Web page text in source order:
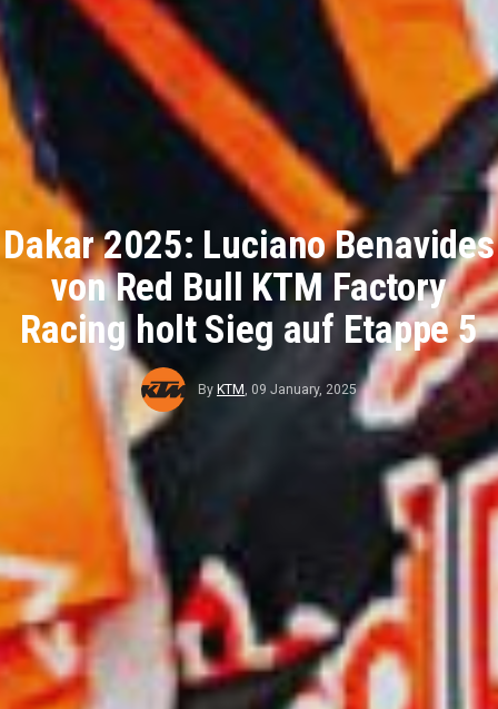
Dakar 2025: Luciano Benavides
von Red Bull KTM Factory
Racing holt Sieg auf Etappe 5
By KTM 09 January, 2025